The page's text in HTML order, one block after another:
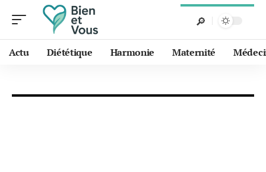
Actu Diététique Harmonie Maternité